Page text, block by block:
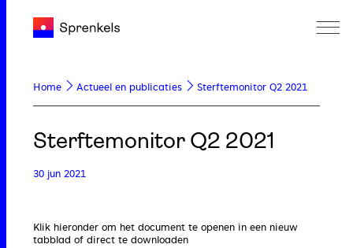
Home Actueel en publicaties Sterftemonitor Q2 2021
Sterftemonitor Q2 2021
30 jun 2021
Klik hieronder om het document te openen in een nieuw
tabblad of direct te downloaden